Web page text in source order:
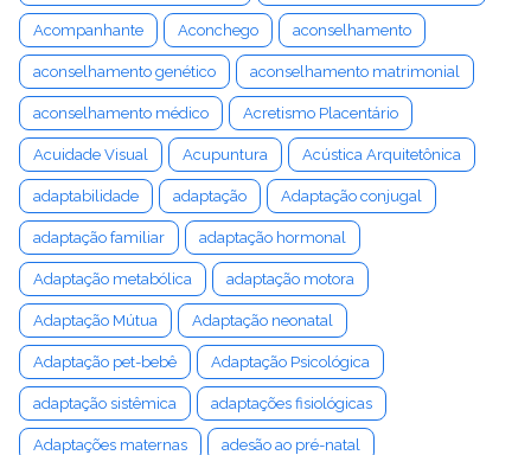
Acompanhante Aconchego aconselhamento
aconselhamento genético aconselhamento matrimonial
aconselhamento médico Acretismo Placentário
Acuidade Visual Acupuntura Acústica Arquitetônica
adaptabilidade adaptação Adaptação conjugal
adaptação familiar adaptação hormonal
Adaptação metabólica adaptação motora
Adaptação Mútua Adaptação neonatal
Adaptação pet-bebê Adaptação Psicológica
adaptação sistêmica adaptações fisiológicas
Adaptações maternas adesão ao pré-natal